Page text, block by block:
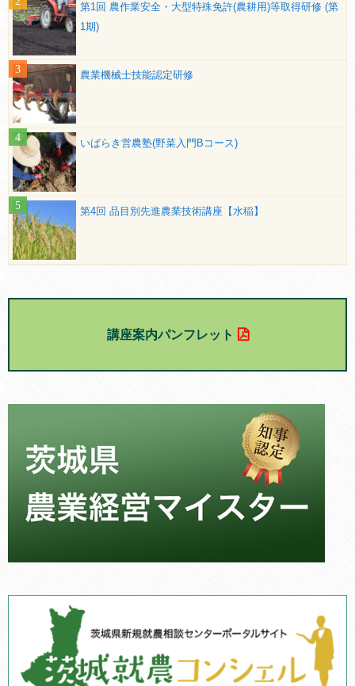
第1回 農作業安全・大型特殊免許(農耕用)等取得研修 (第
1期)
農業機械士技能認定研修
いばらき営農塾(野菜入門Bコース)
第4回 品目別先進農業技術講座【水稲】
講座案内パンフレット